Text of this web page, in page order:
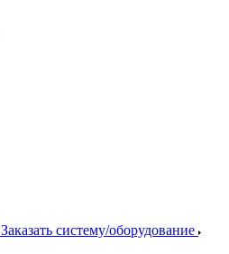
Заказать систему/оборудование